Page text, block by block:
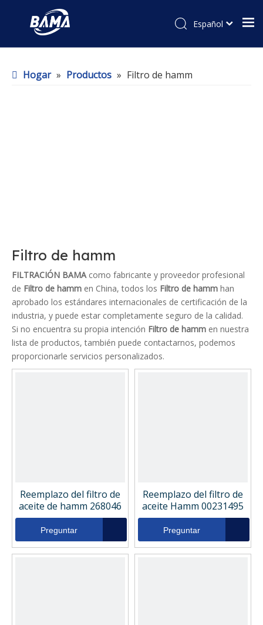
Español
Hogar » Productos » Filtro de hamm
Filtro de hamm
FILTRACIÓN BAMAcomo fabricante y proveedor profesional
de Filtro de hamm en China, todos los Filtro de hamm han
aprobado los estándares internacionales de certificación de la
industria, y puede estar completamente seguro de la calidad.
Si no encuentra su propia intención Filtro de hamm en nuestra
lista de productos, también puede contactarnos, podemos
proporcionarle servicios personalizados.
Reemplazo del filtro de
aceite de hamm 268046
Preguntar
Reemplazo del filtro de
aceite Hamm 00231495
Preguntar